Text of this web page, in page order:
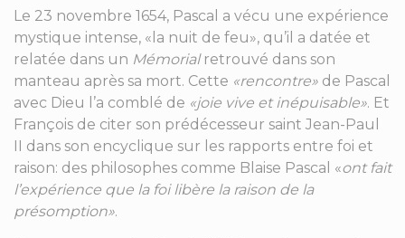
Le 23 novembre 1654, Pascal a vécu une expérience
mystique intense, «la nuit de feu», qu’il a datée et
relatée dans un Mémorialretrouvé dans son
manteau après sa mort. Cette «rencontre» de Pascal
avec Dieu l’a comblé de «joie vive et inépuisable». Et
François de citer son prédécesseur saint Jean-Paul
II dans son encyclique sur les rapports entre foi et
raison: des philosophes comme Blaise Pascal «ont fait
l’expérience que la foi libère la raison de la
présomption».